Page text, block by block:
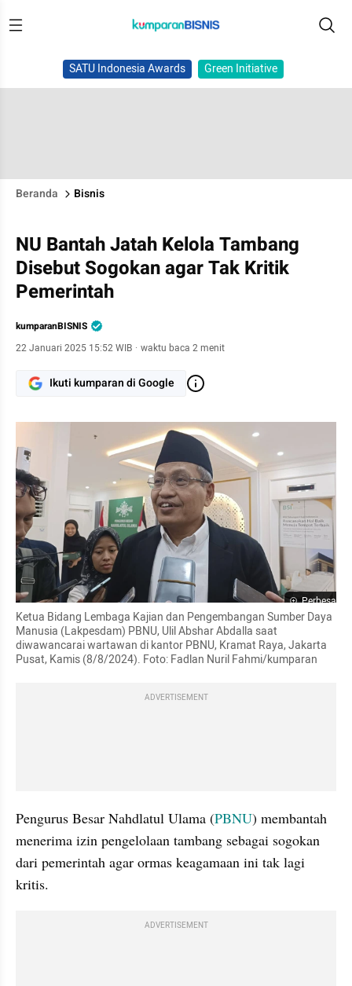
SATU Indonesia Awards Green Initiative
Beranda Bisnis
NU Bantah Jatah Kelola Tambang
Disebut Sogokan agar Tak Kritik
Pemerintah
kumparanBISNIS
22 Januari 2025 15:52 WIB · waktu baca 2 menit
Ikuti kumparan di Google
Perbesar
Ketua Bidang Lembaga Kajian dan Pengembangan Sumber Daya
Manusia (Lakpesdam) PBNU, Ulil Abshar Abdalla saat
diwawancarai wartawan di kantor PBNU, Kramat Raya, Jakarta
Pusat, Kamis (8/8/2024). Foto: Fadlan Nuril Fahmi/kumparan
ADVERTISEMENT
Pengurus Besar Nahdlatul Ulama (PBNU) membantah
menerima izin pengelolaan tambang sebagai sogokan
dari pemerintah agar ormas keagamaan ini tak lagi
kritis.
ADVERTISEMENT